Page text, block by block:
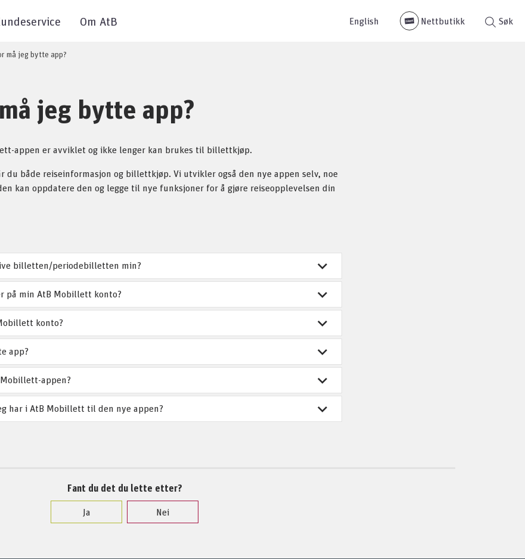
Om AtB English Nettbutikk Søk
må jeg bytte app?
jeg bytte app?
appen er avviklet og ikke lenger kan brukes til billettkjøp.
du både reiseinformasjon og billettkjøp. Vi utvikler også den nye appen selv, noe
kan oppdatere den og legge til nye funksjoner for å gjøre reiseopplevelsen din
billetten/periodebilletten min?
på min AtB Mobillett konto?
konto?
app?
appen?
har i AtB Mobillett til den nye appen?
Fant du det du lette etter?
Ja
Nei